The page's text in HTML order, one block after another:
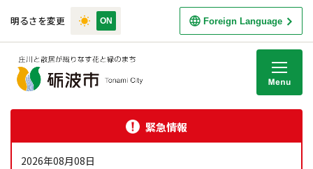
明るさを変更 Foreign Language
緊急情報
2026年08月08日